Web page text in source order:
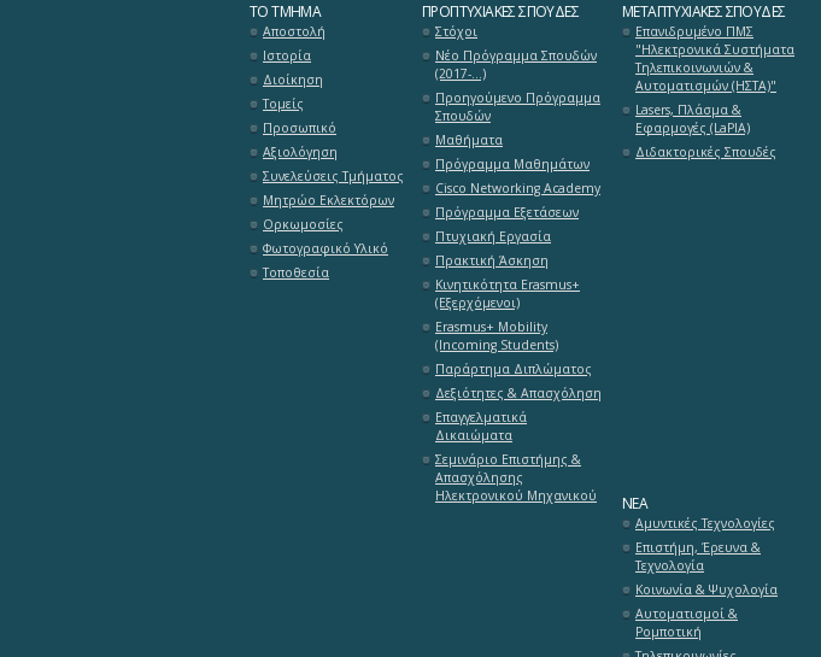
ΤΟ ΤΜΉΜΑ
Αποστολή
Ιστορία
Διοίκηση
Τομείς
Προσωπικό
Αξιολόγηση
Συνελεύσεις Τμήματος
Μητρώο Εκλεκτόρων
Ορκωμοσίες
Φωτογραφικό Υλικό
Τοποθεσία
ΠΡΟΠΤΥΧΙΑΚΈΣ ΣΠΟΥΔΈΣ
Στόχοι
Νέο Πρόγραμμα Σπουδών
(2017-...)
Προηγούμενο Πρόγραμμα
Σπουδών
Μαθήματα
Πρόγραμμα Μαθημάτων
Cisco Networking Academy
Πρόγραμμα Εξετάσεων
Πτυχιακή Εργασία
Πρακτική Άσκηση
Κινητικότητα Erasmus+
(Εξερχόμενοι)
Erasmus+ Mobility
(Incoming Students)
Παράρτημα Διπλώματος
Δεξιότητες & Απασχόληση
Επαγγελματικά
Δικαιώματα
Σεμινάριο Επιστήμης &
Απασχόλησης
Ηλεκτρονικού Μηχανικού
ΜΕΤΑΠΤΥΧΙΑΚΈΣ ΣΠΟΥΔΈΣ
Επανιδρυμένο ΠΜΣ
"Ηλεκτρονικά Συστήματα
Τηλεπικοινωνιών &
Αυτοματισμών (ΗΣΤΑ)"
Lasers, Πλάσμα &
Εφαρμογές (LaPlA)
Διδακτορικές Σπουδές
ΝΈΑ
Αμυντικές Τεχνολογίες
Επιστήμη, Έρευνα &
Τεχνολογία
Κοινωνία & Ψυχολογία
Αυτοματισμοί &
Ρομποτική